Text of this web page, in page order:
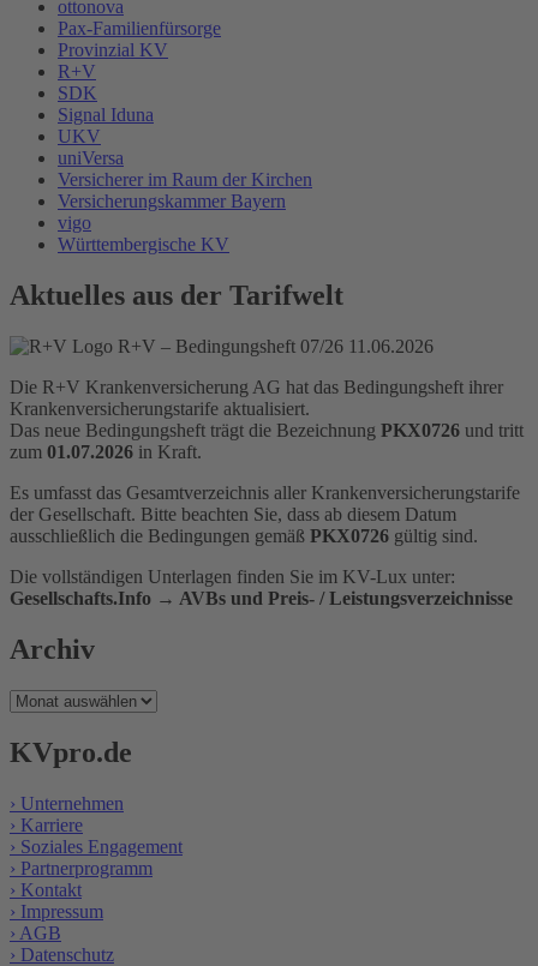
ottonova
Pax-Familienfürsorge
Provinzial KV
R+V
SDK
Signal Iduna
UKV
uniVersa
Versicherer im Raum der Kirchen
Versicherungskammer Bayern
vigo
Württembergische KV
Aktuelles aus der Tarifwelt
R+V – Bedingungsheft 07/26 11.06.2026
Die R+V Krankenversicherung AG hat das Bedingungsheft ihrer
Krankenversicherungstarife aktualisiert.
Das neue Bedingungsheft trägt die Bezeichnung PKX0726 und tritt
zum 01.07.2026 in Kraft.
Es umfasst das Gesamtverzeichnis aller Krankenversicherungstarife
der Gesellschaft. Bitte beachten Sie, dass ab diesem Datum
ausschließlich die Bedingungen gemäß PKX0726 gültig sind.
Die vollständigen Unterlagen finden Sie im KV-Lux unter:
Gesellschafts.Info → AVBs und Preis- / Leistungsverzeichnisse
Archiv
Archiv
KVpro.de
› Unternehmen
› Karriere
› Soziales Engagement
› Partnerprogramm
› Kontakt
› Impressum
› AGB
› Datenschutz